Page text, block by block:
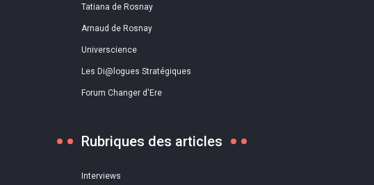
Tatiana de Rosnay
Arnaud de Rosnay
Universcience
Les Di@logues Stratégiques
Forum Changer d'Ere
Rubriques des articles
Interviews